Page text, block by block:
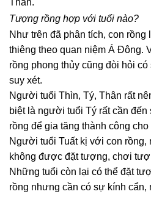
Tượng rồng hợp với tuổi nào?
Như trên đã phân tích, con rồng
thiêng theo quan niệm Á Đông.
rồng phong thủy cũng đòi hỏi
suy xét.
Người tuổi Thìn, Tý, Thân rất
biệt là người tuổi Tý rất cần
rồng để gia tăng thành công cho
Người tuổi Tuất kị với con
không được đặt tượng, chơi
Những tuổi còn lại có thể đặt
rồng nhưng cần có sự kính cẩn,